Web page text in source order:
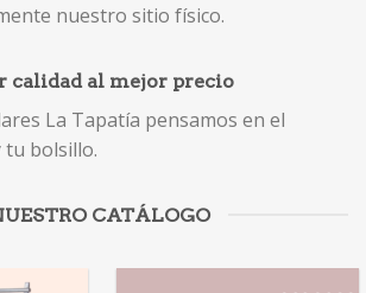
nuestro sitio físico.
calidad al mejor precio
La Tapatía pensamos en el
bolsillo.
CATÁLOGO